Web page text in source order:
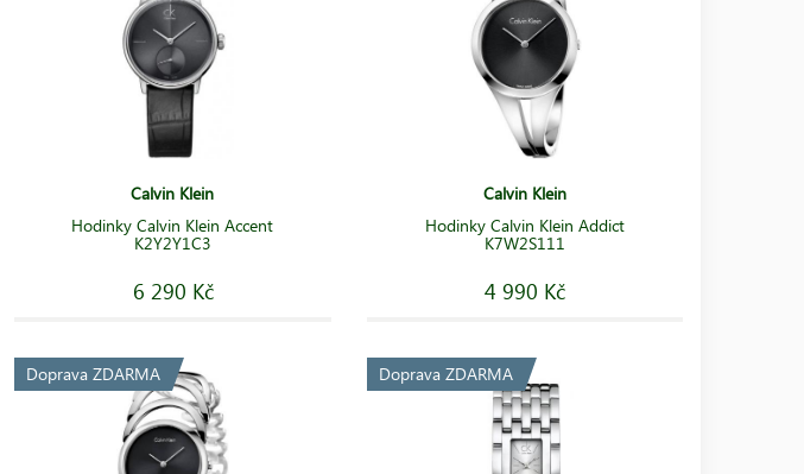
Calvin Klein
Hodinky Calvin Klein Accent
K2Y2Y1C3
6 290 Kč
Calvin Klein
Hodinky Calvin Klein Addict
K7W2S111
4 990 Kč
Doprava ZDARMA Doprava ZDARMA